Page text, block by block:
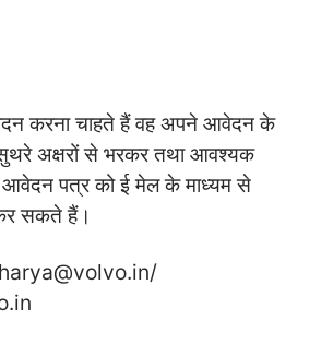
करना चाहते हैं वह अपने आवेदन के
अक्षरों से भरकर तथा आवश्यक
पत्र को ई मेल के माध्यम से
सकते हैं।